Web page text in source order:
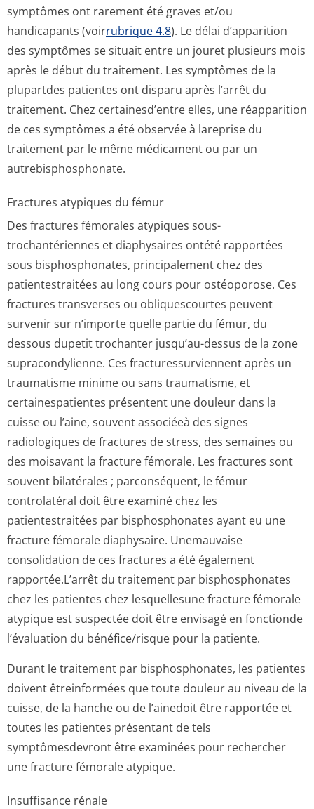
symptômes ont rarement été graves et/ou
handicapants (voirrubrique 4.8). Le délai d’apparition
des symptômes se situait entre un jouret plusieurs mois
après le début du traitement. Les symptômes de la
plupartdes patientes ont disparu après l’arrêt du
traitement. Chez certainesd’entre elles, une réapparition
de ces symptômes a été observée à lareprise du
traitement par le même médicament ou par un
autrebisphospho­nate.
Fractures atypiques du fémur
Des fractures fémorales atypiques sous-
trochantériennes et diaphysaires ontété rapportées
sous bisphosphonates, principalement chez des
patientestraitées au long cours pour ostéoporose. Ces
fractures transverses ou obliquescourtes peuvent
survenir sur n’importe quelle partie du fémur, du
dessous dupetit trochanter jusqu’au-dessus de la zone
supracondylienne. Ces fracturessurvi­ennent après un
traumatisme minime ou sans traumatisme, et
certainespatientes présentent une douleur dans la
cuisse ou l’aine, souvent associéeà des signes
radiologiques de fractures de stress, des semaines ou
des moisavant la fracture fémorale. Les fractures sont
souvent bilatérales ; parconséquent, le fémur
controlatéral doit être examiné chez les
patientestraitées par bisphosphonates ayant eu une
fracture fémorale diaphysaire. Unemauvaise
consolidation de ces fractures a été également
rapportée.L’arrêt du traitement par bisphosphonates
chez les patientes chez lesquellesune fracture fémorale
atypique est suspectée doit être envisagé en fonctionde
l’évaluation du bénéfice/risque pour la patiente.
Durant le traitement par bisphosphonates, les patientes
doivent êtreinformées que toute douleur au niveau de la
cuisse, de la hanche ou de l’ainedoit être rapportée et
toutes les patientes présentant de tels
symptômesdevront être examinées pour rechercher
une fracture fémorale atypique.
Insuffisance rénale